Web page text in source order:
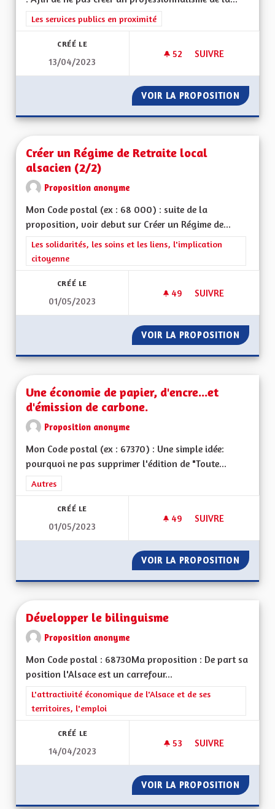
Filtrer les résultats de la catégorie : Les services publics en
Les services publics en proximité
CRÉÉ LE
13/04/2023
52 52 ABONNÉS
SUIVRE
VOIR LA PROPOSITION NE
Créer un Régime de Retraite local
alsacien (2/2)
Proposition anonyme
Mon Code postal (ex : 68 000) : suite de la
proposition, voir debut sur Créer un Régime de...
Filtrer les résultats de la catégorie : Les solidarités, les soins
Les solidarités, les soins et les liens, l'implication
citoyenne
CRÉÉ LE
01/05/2023
49 49 ABONNÉS
SUIVRE
VOIR LA PROPOSITION
Une économie de papier, d'encre...et
d'émission de carbone.
Proposition anonyme
Mon Code postal (ex : 67370) : Une simple idée:
pourquoi ne pas supprimer l'édition de "Toute...
Filtrer les résultats de la catégorie : Autres
Autres
CRÉÉ LE
01/05/2023
49 49 ABONNÉS
SUIVRE
VOIR LA PROPOSITION UNE
Développer le bilinguisme
Proposition anonyme
Mon Code postal : 68730Ma proposition : De part sa
position l'Alsace est un carrefour...
Filtrer les résultats de la catégorie : L'attractivité
L'attractivité économique de l'Alsace et de ses
territoires, l'emploi
CRÉÉ LE
14/04/2023
53 53 ABONNÉS
SUIVRE
VOIR LA PROPOSITION